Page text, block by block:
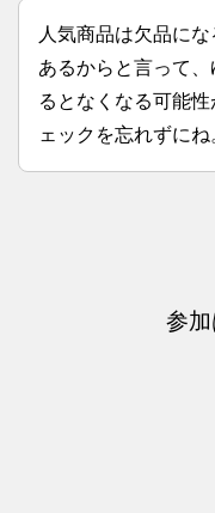
人気商品は欠品に
あるからと言って
るとなくなる可能
ェックを忘れずにね
参加